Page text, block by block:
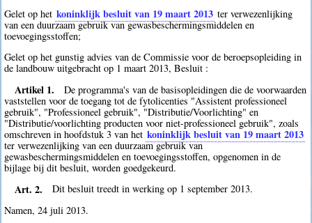
Gelet op het koninklijk besluit van 19 maart 2013 ter verwezenlijking
van een duurzaam gebruik van gewasbeschermingsmiddelen en
toevoegingsstoffen;
Gelet op het gunstig advies van de Commissie voor de beroepsopleiding in
de landbouw uitgebracht op 1 maart 2013, Besluit :
Artikel 1.
De programma's van de basisopleidingen die de voorwaarden
vaststellen voor de toegang tot de fytolicenties "Assistent professioneel
gebruik", "Professioneel gebruik", "Distributie/Voorlichting" en
"Distributie/voorlichting producten voor niet-professioneel gebruik", zoals
omschreven in hoofdstuk 3 van het koninklijk besluit van 19 maart 2013
ter verwezenlijking van een duurzaam gebruik van
gewasbeschermingsmiddelen en toevoegingsstoffen, opgenomen in de
bijlage bij dit besluit, worden goedgekeurd.
Art. 2.
Dit besluit treedt in werking op 1 september 2013.
Namen, 24 juli 2013.